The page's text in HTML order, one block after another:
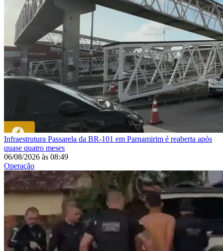
Infraestrutura Passarela da BR-101 em Parnamirim é reaberta após
quase quatro meses
06/08/2026 às 08:49
Operação